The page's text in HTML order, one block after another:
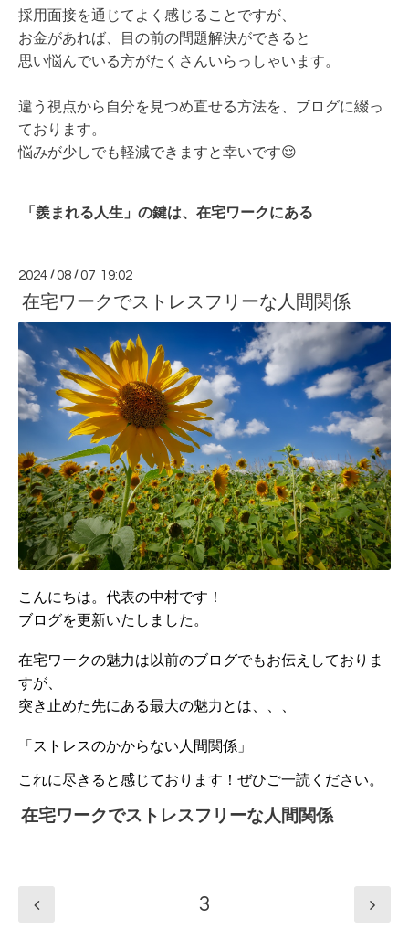
採用面接を通じてよく感じることですが、
お金があれば、目の前の問題解決ができると
思い悩んでいる方がたくさんいらっしゃいます。
違う視点から自分を見つめ直せる方法を、ブログに綴っ
ております。
悩みが少しでも軽減できますと幸いです😌
「羨まれる人生」の鍵は、在宅ワークにある
2024 /08 /07 19:02
在宅ワークでストレスフリーな人間関係
こんにちは。代表の中村です！
ブログを更新いたしました。
在宅ワークの魅力は以前のブログでもお伝えしておりま
すが、
突き止めた先にある最大の魅力とは、、、
「ストレスのかからない人間関係」
これに尽きると感じております！ ぜひご一読ください。
在宅ワークでストレスフリーな人間関係
3